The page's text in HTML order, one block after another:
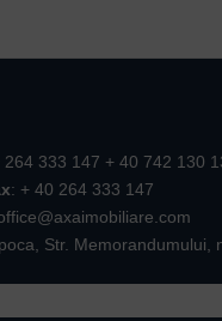
264 333 147 + 40 742 130
: + 40 264 333 147
Str. Memorandumului,